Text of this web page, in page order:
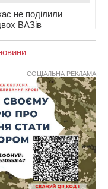
не поділили
ВАЗів
середини серпня
транспорту на трьох
укриттів
з початку
війни
Audi Q5
не пропустивши
пропонує
на воду та
з 2027 року
СОЦІАЛЬНА РЕКЛАМА